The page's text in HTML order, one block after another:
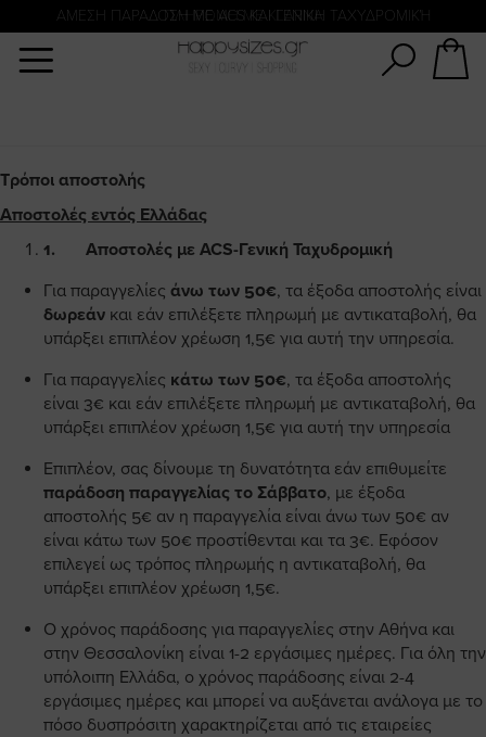
ΠΛΗΡΩΜΗ ΜΕ KLARNA
ΑΜΕΣΗ ΠΑΡΑΔΟΣΗ ΜΕ ACS ΚΑΙ ΓΕΝΙΚΗ ΤΑΧΥΔΡΟΜΙΚΉ
Τρόποι αποστολής
Αποστολές εντός Ελλάδας
1. Αποστολές με ACS-Γενική Ταχυδρομική
Για παραγγελίες άνω των 50€, τα έξοδα αποστολής είναι
δωρεάν και εάν επιλέξετε πληρωμή με αντικαταβολή, θα
υπάρξει επιπλέον χρέωση 1,5€ για αυτή την υπηρεσία.
Για παραγγελίες κάτω των 50€, τα έξοδα αποστολής
είναι 3€ και εάν επιλέξετε πληρωμή με αντικαταβολή, θα
υπάρξει επιπλέον χρέωση 1,5€ για αυτή την υπηρεσία
Επιπλέον, σας δίνουμε τη δυνατότητα εάν επιθυμείτε
παράδοση παραγγελίας το Σάββατο, με έξοδα
αποστολής 5€ αν η παραγγελία είναι άνω των 50€ αν
είναι κάτω των 50€ προστίθενται και τα 3€. Εφόσον
επιλεγεί ως τρόπος πληρωμής η αντικαταβολή, θα
υπάρξει επιπλέον χρέωση 1,5€.
Ο χρόνος παράδοσης για παραγγελίες στην Αθήνα και
στην Θεσσαλονίκη είναι 1-2 εργάσιμες ημέρες. Για όλη την
υπόλοιπη Ελλάδα, ο χρόνος παράδοσης είναι 2-4
εργάσιμες ημέρες και μπορεί να αυξάνεται ανάλογα με το
πόσο δυσπρόσιτη χαρακτηρίζεται από τις εταιρείες
Αναζήτηση